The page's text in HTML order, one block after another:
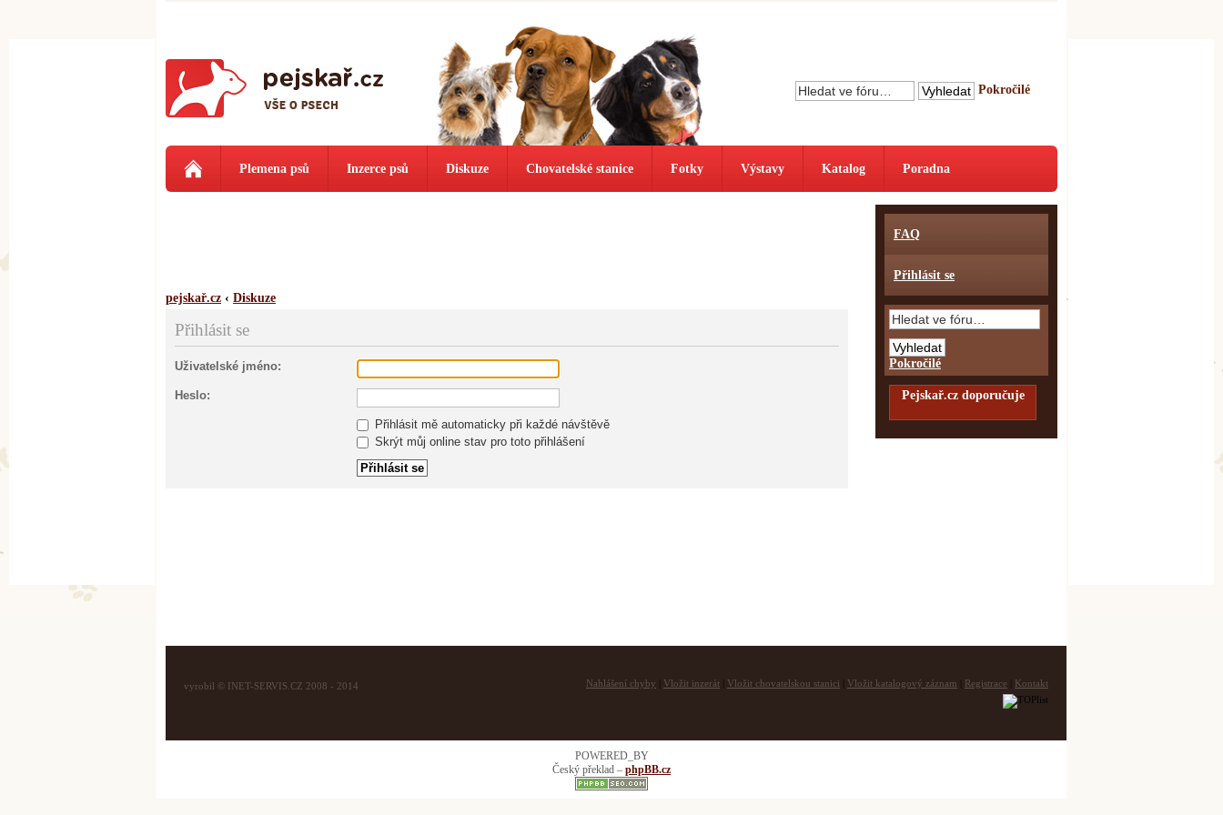
Pokročilé
Plemena psů Inzerce psů Diskuze Chovatelské stanice Fotky Výstavy Katalog Poradna
pejskař.cz ‹ Diskuze
Přihlásit se
Uživatelské jméno:
Heslo:
Přihlásit mě automaticky při každé návštěvě
Skrýt můj online stav pro toto přihlášení
FAQ
Přihlásit se
Pokročilé
Pejskař.cz doporučuje
vyrobil © INET-SERVIS.CZ 2008 - 2014 Nahlášení chyby Vložit inzerát Vložit chovatelskou stanici Vložit katalogový záznam Registrace Kontakt
POWERED_BY
Český překlad – phpBB.cz